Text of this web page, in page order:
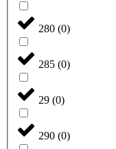
280 (0)
285 (0)
29 (0)
290 (0)